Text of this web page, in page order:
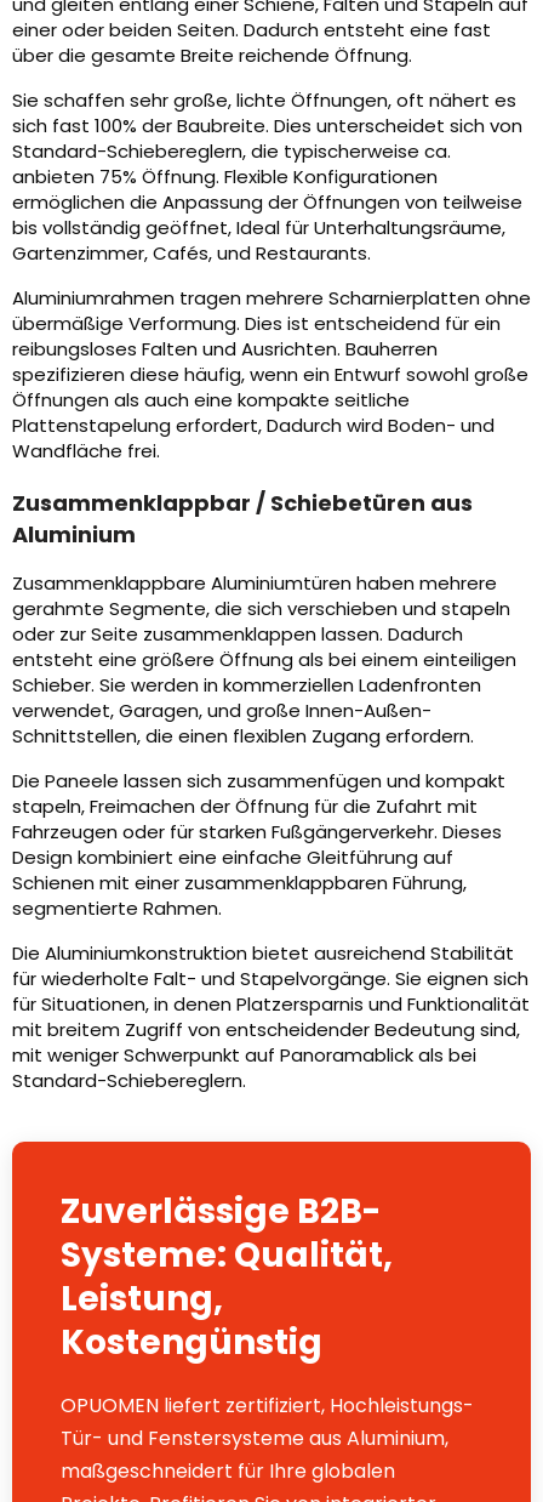
einer oder beiden Seiten. Dadurch entsteht eine fast
über die gesamte Breite reichende Öffnung.
Sie schaffen sehr große, lichte Öffnungen, oft nähert es
sich fast 100% der Baubreite. Dies unterscheidet sich von
Standard-Schiebereglern, die typischerweise ca.
anbieten 75% Öffnung. Flexible Konfigurationen
ermöglichen die Anpassung der Öffnungen von teilweise
bis vollständig geöffnet, Ideal für Unterhaltungsräume,
Gartenzimmer, Cafés, und Restaurants.
Aluminiumrahmen tragen mehrere Scharnierplatten ohne
übermäßige Verformung. Dies ist entscheidend für ein
reibungsloses Falten und Ausrichten. Bauherren
spezifizieren diese häufig, wenn ein Entwurf sowohl große
Öffnungen als auch eine kompakte seitliche
Plattenstapelung erfordert, Dadurch wird Boden- und
Wandfläche frei.
Zusammenklappbar / Schiebetüren aus
Aluminium
Zusammenklappbare Aluminiumtüren haben mehrere
gerahmte Segmente, die sich verschieben und stapeln
oder zur Seite zusammenklappen lassen. Dadurch
entsteht eine größere Öffnung als bei einem einteiligen
Schieber. Sie werden in kommerziellen Ladenfronten
verwendet, Garagen, und große Innen-Außen-
Schnittstellen, die einen flexiblen Zugang erfordern.
Die Paneele lassen sich zusammenfügen und kompakt
stapeln, Freimachen der Öffnung für die Zufahrt mit
Fahrzeugen oder für starken Fußgängerverkehr. Dieses
Design kombiniert eine einfache Gleitführung auf
Schienen mit einer zusammenklappbaren Führung,
segmentierte Rahmen.
Die Aluminiumkonstruktion bietet ausreichend Stabilität
für wiederholte Falt- und Stapelvorgänge. Sie eignen sich
für Situationen, in denen Platzersparnis und Funktionalität
mit breitem Zugriff von entscheidender Bedeutung sind,
mit weniger Schwerpunkt auf Panoramablick als bei
Standard-Schiebereglern.
Zuverlässige B2B-
Systeme: Qualität,
Leistung,
Kostengünstig
OPUOMEN liefert zertifiziert, Hochleistungs-
Tür- und Fenstersysteme aus Aluminium,
maßgeschneidert für Ihre globalen